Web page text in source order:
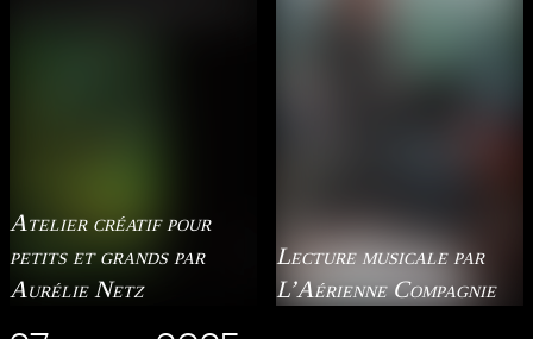
Atelier créatif pour
petits et grands par
Aurélie Netz
Lecture musicale par
L’Aérienne Compagnie